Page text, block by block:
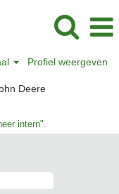
Profiel weergeven
Deere(huidige
intern".